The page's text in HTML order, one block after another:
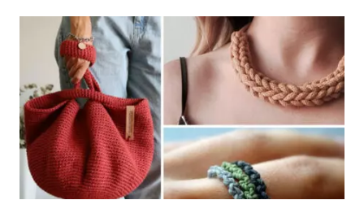
COMO
FAZER,
COM
GRÁFICO
E
PASSO
A
PASSO
PARA
ACESSÓRIOS.